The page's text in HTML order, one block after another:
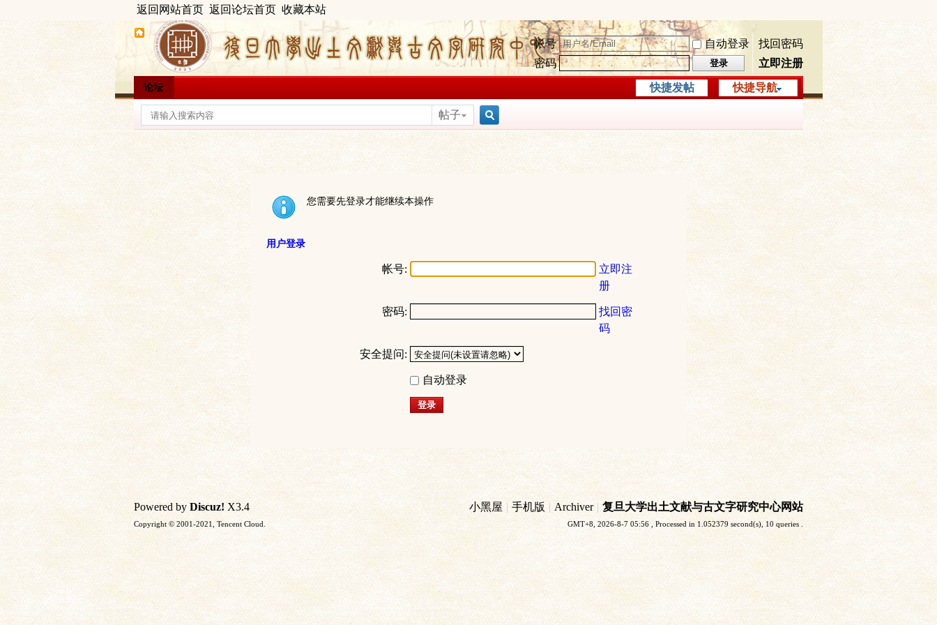
返回网站首页 返回论坛首页 收藏本站
帐号 自动登录
找回密码
密码
登录 立即注册
快捷导航
论坛 快捷发帖
帖子
您需要先登录才能继续本操作
用户登录
帐号:
立即注
册
密码:
找回密
码
安全提问:
自动登录
登录
小黑屋 | 手机版 | Archiver | 复旦大学出土文献与古文字研究中心网站
GMT+8, 2026-8-7 05:56 , Processed in 1.052379 second(s), 10 queries .
Powered by Discuz! X3.4
Copyright © 2001-2021, Tencent Cloud.